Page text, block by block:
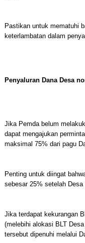
Pastikan untuk mematuhi
keterlambatan dalam
Penyaluran Dana Desa
Jika Pemda belum
dapat mengajukan
maksimal 75% dari pagu
Penting untuk diingat
sebesar 25% setelah
Jika terdapat kekurangan
(melebihi alokasi BLT
tersebut dipenuhi melalui